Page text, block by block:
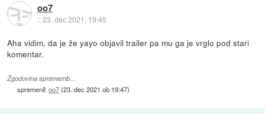
oo7
::23. dec 2021, 19:45
Aha vidim, da je že yayo objavil trailer pa mu ga je vrglo pod stari
komentar.
Zgodovina sprememb…
spremenil:oo7(23. dec 2021 ob 19:47)